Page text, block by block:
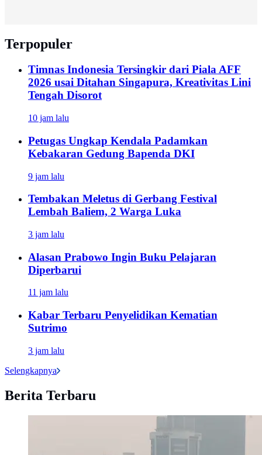
Terpopuler
Timnas Indonesia Tersingkir dari Piala AFF
2026 usai Ditahan Singapura, Kreativitas Lini
Tengah Disorot
10 jam lalu
Petugas Ungkap Kendala Padamkan
Kebakaran Gedung Bapenda DKI
9 jam lalu
Tembakan Meletus di Gerbang Festival
Lembah Baliem, 2 Warga Luka
3 jam lalu
Alasan Prabowo Ingin Buku Pelajaran
Diperbarui
11 jam lalu
Kabar Terbaru Penyelidikan Kematian
Sutrimo
3 jam lalu
Selengkapnya
Berita Terbaru